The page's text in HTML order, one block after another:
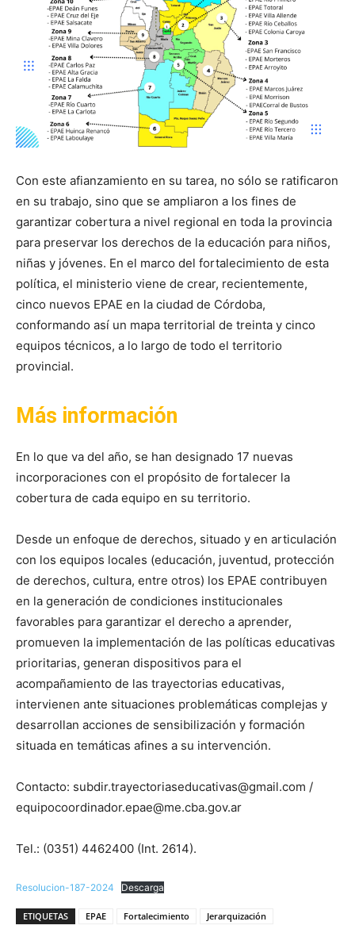
Con este afianzamiento en su tarea, no sólo se ratificaron
en su trabajo, sino que se ampliaron a los fines de
garantizar cobertura a nivel regional en toda la provincia
para preservar los derechos de la educación para niños,
niñas y jóvenes. En el marco del fortalecimiento de esta
política, el ministerio viene de crear, recientemente,
cinco nuevos EPAE en la ciudad de Córdoba,
conformando así un mapa territorial de treinta y cinco
equipos técnicos, a lo largo de todo el territorio
provincial.
Más información
En lo que va del año, se han designado 17 nuevas
incorporaciones con el propósito de fortalecer la
cobertura de cada equipo en su territorio.
Desde un enfoque de derechos, situado y en articulación
con los equipos locales (educación, juventud, protección
de derechos, cultura, entre otros) los EPAE contribuyen
en la generación de condiciones institucionales
favorables para garantizar el derecho a aprender,
promueven la implementación de las políticas educativas
prioritarias, generan dispositivos para el
acompañamiento de las trayectorias educativas,
intervienen ante situaciones problemáticas complejas y
desarrollan acciones de sensibilización y formación
situada en temáticas afines a su intervención.
Contacto: subdir.trayectoriaseducativas@gmail.com /
equipocoordinador.epae@me.cba.gov.ar
Tel.: (0351) 4462400 (Int. 2614).
Resolucion-187-2024 Descarga
ETIQUETAS EPAE Fortalecimiento Jerarquización